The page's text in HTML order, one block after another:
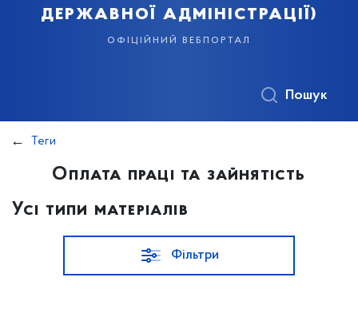
державної адміністрації)
офіційний вебпортал
Пошук
Теги
Оплата праці та зайнятість
Усі типи матеріалів
Фільтри